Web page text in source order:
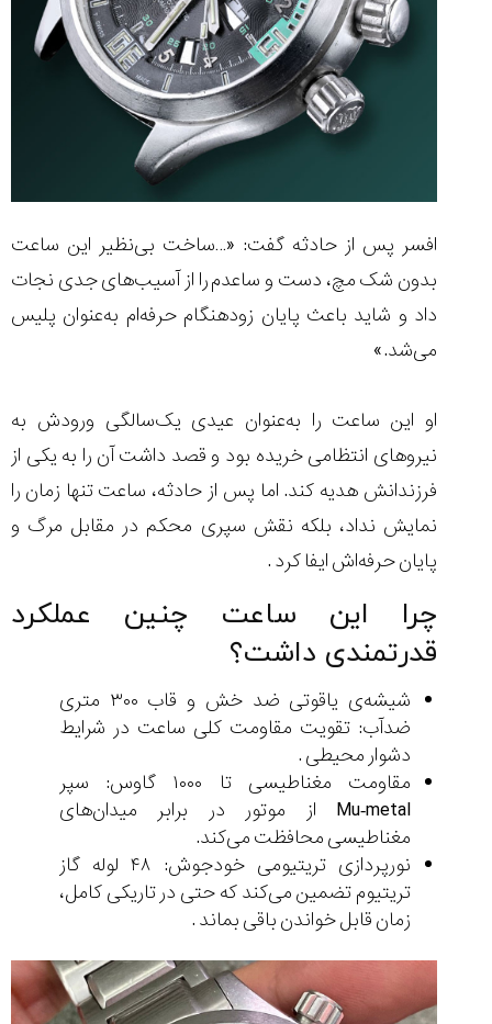
افسر پس از حادثه گفت: «…ساخت بی‌نظیر این ساعت
بدون شک مچ، دست و ساعدم را از آسیب‌های جدی نجات
داد و شاید باعث پایان زودهنگام حرفه‌ام به‌عنوان پلیس
می‌شد.»
او این ساعت را به‌عنوان عیدی یک‌سالگی ورودش به
نیروهای انتظامی خریده بود و قصد داشت آن را به یکی از
فرزندانش هدیه کند. اما پس از حادثه، ساعت تنها زمان را
نمایش نداد، بلکه نقش سپری محکم در مقابل مرگ و
پایان حرفه‌اش ایفا کرد .
چرا این ساعت چنین عملکرد
قدرتمندی داشت؟
شیشه‌ی یاقوتی ضد خش و قاب ۳۰۰ متری
ضدآب: تقویت مقاومت کلی ساعت در شرایط
دشوار محیطی .
مقاومت مغناطیسی تا ۱۰۰۰ گاوس: سپر
Mu‑metal از موتور در برابر میدان‌های
مغناطیسی محافظت می‌کند.
نورپردازی تریتیومی خودجوش: ۴۸ لوله گاز
تریتیوم تضمین می‌کند که حتی در تاریکی کامل،
زمان قابل خواندن باقی بماند .